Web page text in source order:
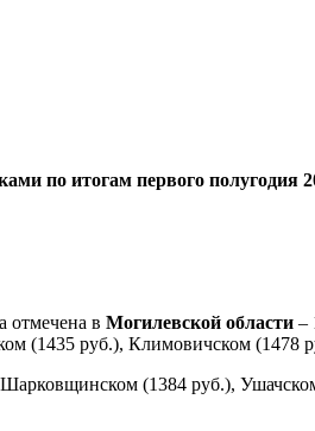
по итогам первого полугодия
отмечена в Могилевской области –
(1435 руб.), Климовичском (1478
(1384 руб.),